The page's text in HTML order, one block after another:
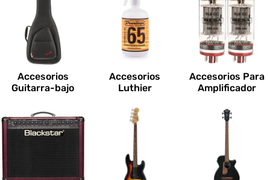
e
s
:
Accesorios
Guitarra-bajo
Accesorios
Luthier
Accesorios Para
Amplificador